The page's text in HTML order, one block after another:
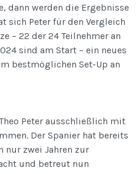
dann werden die Ergebnisse
sich Peter für den Vergleich
– 22 der 24 Teilnehmer an
sind am Start – ein neues
bestmöglichen Set-Up an
Peter ausschließlich mit
Der Spanier hat bereits
nur zwei Jahren zur
und betreut nun